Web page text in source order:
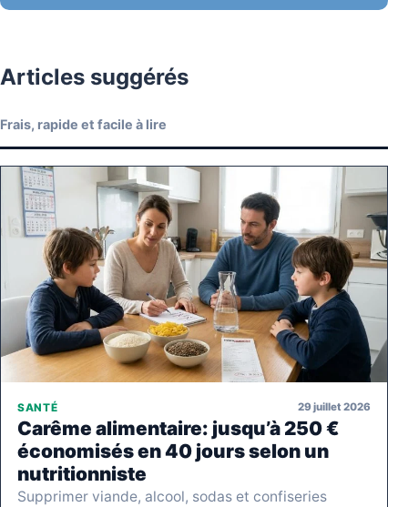
Articles suggérés
Frais, rapide et facile à lire
SANTÉ 29 juillet 2026
Carême alimentaire: jusqu’à 250 €
économisés en 40 jours selon un
nutritionniste
Supprimer viande, alcool, sodas et confiseries